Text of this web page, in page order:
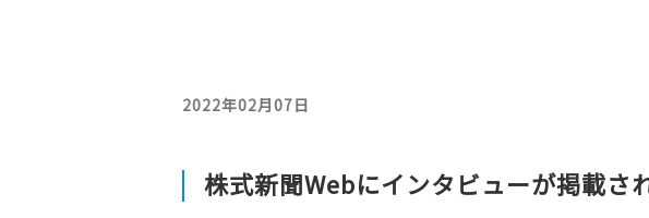
2022年02月07日
株式新聞Webにインタビューが掲載さ